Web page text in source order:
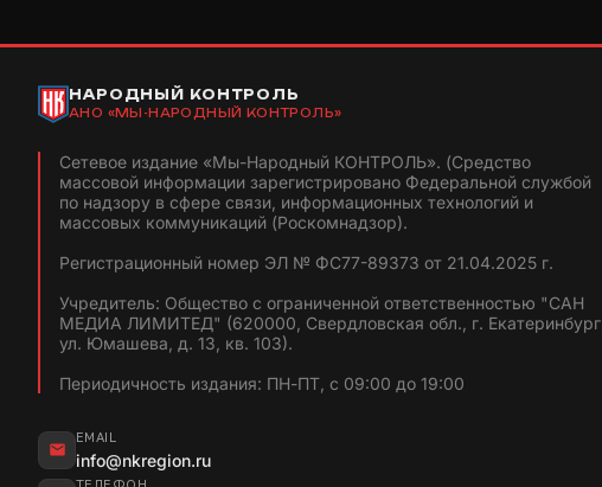
НАРОДНЫЙ КОНТРОЛЬ
АНО «МЫ-НАРОДНЫЙ КОНТРОЛЬ»
Сетевое издание «Мы-Народный КОНТРОЛЬ». (Средство
массовой информации зарегистрировано Федеральной службой
по надзору в сфере связи, информационных технологий и
массовых коммуникаций (Роскомнадзор).
Регистрационный номер ЭЛ № ФС77-89373 от 21.04.2025 г.
Учредитель: Общество с ограниченной ответственностью "САН
МЕДИА ЛИМИТЕД" (620000, Свердловская обл., г. Екатеринбург,
ул. Юмашева, д. 13, кв. 103).
Периодичность издания: ПН-ПТ, с 09:00 до 19:00
EMAIL
info@nkregion.ru
ТЕЛЕФОН